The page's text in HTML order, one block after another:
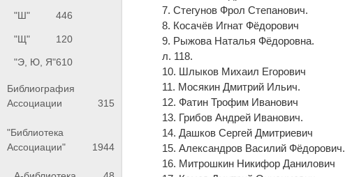
"Ш" 446
"Щ" 120
"Э, Ю, Я"610
Библиография
Ассоциации
315
"Библиотека
Ассоциации"
1944
7. Стегунов Фрол Степанович.
8. Косачёв Игнат Фёдорович
9. Рыжова Наталья Фёдоровна.
л. 118.
10. Шлыков Михаил Егорович
11. Мосякин Дмитрий Ильич.
12. Фатин Трофим Иванович
13. Грибов Андрей Иванович.
14. Дашков Сергей Дмитриевич
15. Александров Василий Фёдорович.
16. Митрошкин Никифор Данилович